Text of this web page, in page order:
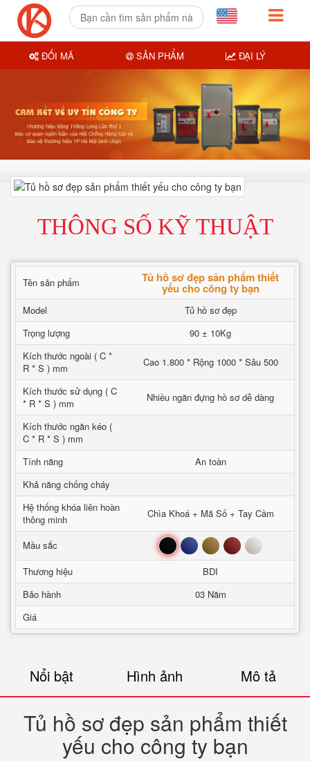
THÔNG SỐ KỸ THUẬT
Tên sản phẩm Tủ hồ sơ đẹp sản phẩm thiết
yếu cho công ty bạn
Model
Tủ hồ sơ đẹp
Trọng lượng
90 ± 10Kg
Kích thước ngoài ( C *
R * S ) mm
Cao 1.800 * Rộng 1000 * Sâu 500
Kích thước sử dụng ( C
* R * S ) mm
Nhiều ngăn đựng hồ sơ dễ dàng
Kích thước ngăn kéo (
C * R * S ) mm
Tính năng
An toàn
Khả năng chống cháy
Hệ thống khóa liên hoàn
thông minh
Chìa Khoá + Mã Số + Tay Cầm
Mầu sắc Đen Xanh Nâu Đỏ Trắng
Thương hiệu
BDI
Bảo hành
03 Năm
Giá
Nổi bật Hình ảnh Mô tả
Tủ hồ sơ đẹp sản phẩm thiết
yếu cho công ty bạn
ĐỔI MÃ SẢN PHẨM ĐẠI LÝ